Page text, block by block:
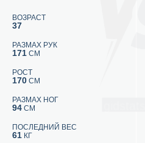
ВОЗРАСТ
37
РАЗМАХ РУК
171 СМ
РОСТ
170 СМ
РАЗМАХ НОГ
94 СМ
ПОСЛЕДНИЙ ВЕС
61 КГ